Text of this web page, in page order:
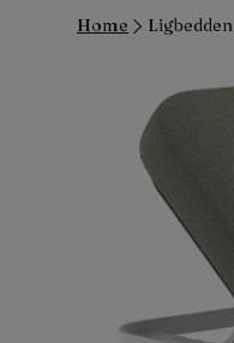
Home Ligbedden